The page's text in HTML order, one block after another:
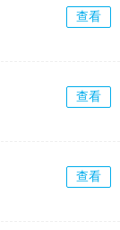
查看
查看
查看